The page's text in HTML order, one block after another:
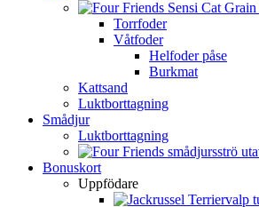
Torrfoder
Våtfoder
Helfoder påse
Burkmat
Kattsand
Luktborttagning
Smådjur
Luktborttagning
Bonuskort
Uppfödare